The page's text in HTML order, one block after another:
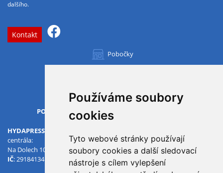
Používáme soubory
cookies
Tyto webové stránky používají
soubory cookies a další sledovací
nástroje s cílem vylepšení
dalšího.
Kontakt
Pobočky
OTVÍRACÍ DOBA
PO-PÁ
HYDAPRESS CZ s.r.o.
centrála:
Na Dolech 109 586 01 Jihlava
IČ: 29184134 : CZ29184134